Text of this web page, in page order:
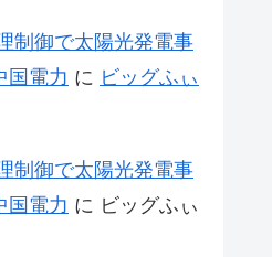
制御で太陽光発電事
国電力 に ビッグふぃ
制御で太陽光発電事
国電力 に ビッグふぃ